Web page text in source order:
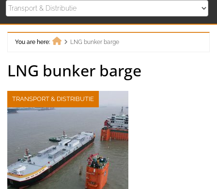
You are here:
LNG bunker barge
LNG bunker barge
TRANSPORT & DISTRIBUTIE